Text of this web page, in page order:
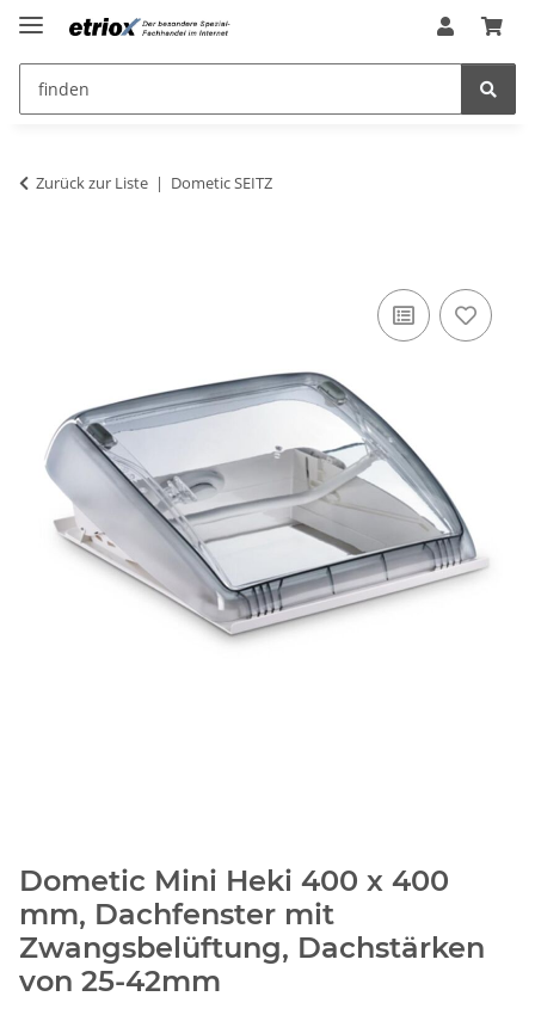
Zurück zur Liste Dometic SEITZ
Dometic Mini Heki 400 x 400
mm, Dachfenster mit
Zwangsbelüftung, Dachstärken
von 25-42mm